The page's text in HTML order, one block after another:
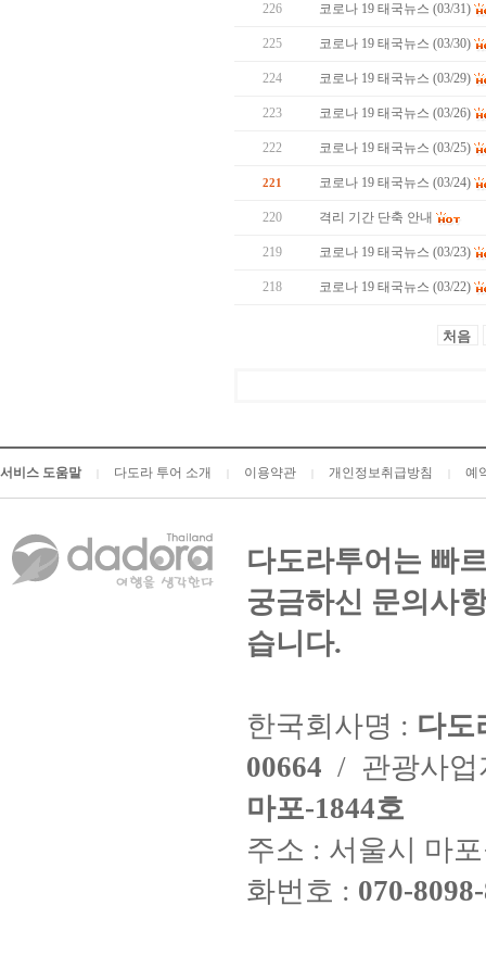
226 코로나 19 태국뉴스 (03/31)
225 코로나 19 태국뉴스 (03/30)
224 코로나 19 태국뉴스 (03/29)
223 코로나 19 태국뉴스 (03/26)
222 코로나 19 태국뉴스 (03/25)
221 코로나 19 태국뉴스 (03/24)
220 격리 기간 단축 안내
219 코로나 19 태국뉴스 (03/23)
218 코로나 19 태국뉴스 (03/22)
처음
서비스 도움말 다도라 투어 소개 이용약관 개인정보취급방침 예
다도라투어는 빠
궁금하신 문의사
습니다.
한국회사명 : 다도
00664 / 관광사
마포-1844호
주소 : 서울시 마
화번호 : 070-